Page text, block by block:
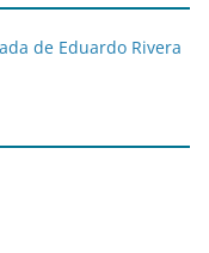
de Eduardo Rivera